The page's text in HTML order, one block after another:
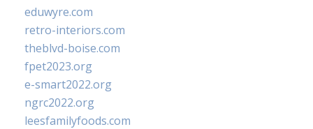
eduwyre.com
retro-interiors.com
theblvd-boise.com
fpet2023.org
e-smart2022.org
ngrc2022.org
leesfamilyfoods.com